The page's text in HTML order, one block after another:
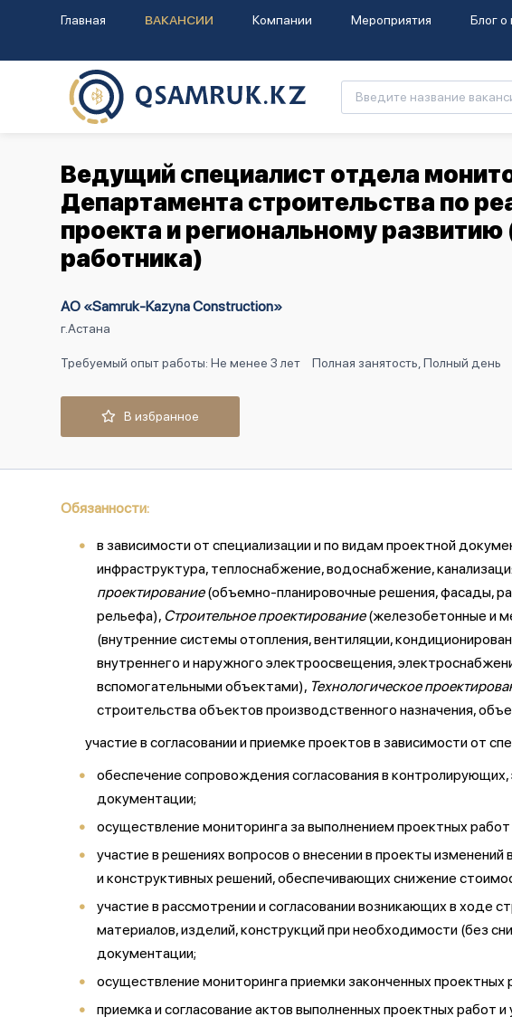
Главная ВАКАНСИИ Компании Мероприятия Блог о
Ведущий специалист отдела
Департамента строительства по
проекта и региональному
работника)
АО «Samruk-Kazyna Construction»
г.Астана
Требуемый опыт работы: Не менее 3 лет Полная занятость, Полный день
В избранное
Обязанности:
в зависимости от специализации и по видам проектной
инфраструктура, теплоснабжение, водоснабжение,
проектирование(объемно-планировочные решения, фасады,
рельефа), Строительное проектирование(железобетонные и
(внутренние системы отопления, вентиляции,
внутреннего и наружного электроосвещения,
вспомогательными объектами), Технологическое
строительства объектов производственного назначения,
участие в согласовании и приемке проектов в зависимости
обеспечение сопровождения согласования в
документации;
осуществление мониторинга за выполнением проектных
участие в решениях вопросов о внесении в проекты
и конструктивных решений, обеспечивающих снижение
участие в рассмотрении и согласовании возникающих в ходе
материалов, изделий, конструкций при необходимости (без
документации;
осуществление мониторинга приемки законченных
приемка и согласование актов выполненных проектных работ и